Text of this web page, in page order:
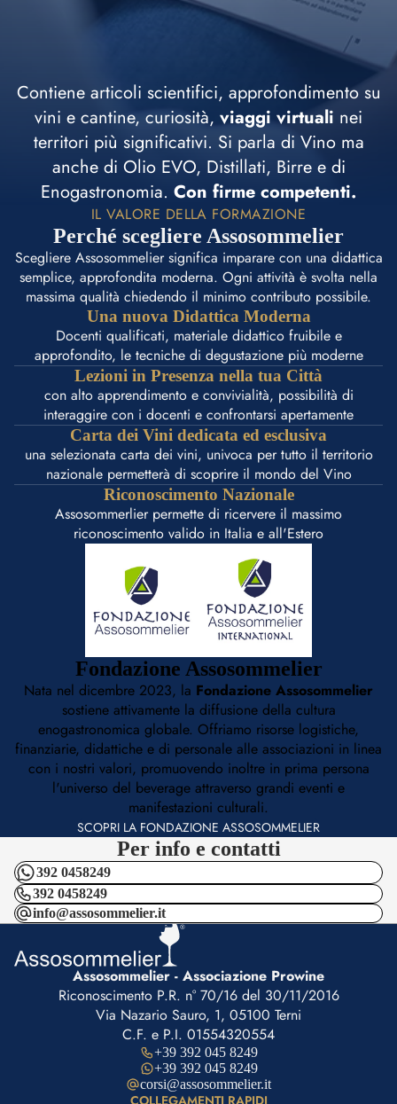
Contiene articoli scientifici, approfondimento su
vini e cantine, curiosità, viaggi virtuali nei
territori più significativi. Si parla di Vino ma
anche di Olio EVO, Distillati, Birre e di
Enogastronomia. Con firme competenti.
IL VALORE DELLA FORMAZIONE
Perché scegliere Assosommelier
Scegliere Assosommelier significa imparare con una didattica
semplice, approfondita moderna. Ogni attività è svolta nella
massima qualità chiedendo il minimo contributo possibile.
Una nuova Didattica Moderna
Docenti qualificati, materiale didattico fruibile e
approfondito, le tecniche di degustazione più moderne
Lezioni in Presenza nella tua Città
con alto apprendimento e convivialità, possibilità di
interaggire con i docenti e confrontarsi apertamente
Carta dei Vini dedicata ed esclusiva
una selezionata carta dei vini, univoca per tutto il territorio
nazionale permetterà di scoprire il mondo del Vino
Riconoscimento Nazionale
Assosommerlier permette di ricervere il massimo
riconoscimento valido in Italia e all'Estero
Fondazione Assosommelier
Nata nel dicembre 2023, la Fondazione Assosommelier
sostiene attivamente la diffusione della cultura
enogastronomica globale. Offriamo risorse logistiche,
finanziarie, didattiche e di personale alle associazioni in linea
con i nostri valori, promuovendo inoltre in prima persona
l'universo del beverage attraverso grandi eventi e
manifestazioni culturali.
SCOPRI LA FONDAZIONE ASSOSOMMELIER
Per info e contatti
392 0458249
392 0458249
info@assosommelier.it
Assosommelier - Associazione Prowine
Riconoscimento P.R. n° 70/16 del 30/11/2016
Via Nazario Sauro, 1, 05100 Terni
C.F. e P.I. 01554320554
+39 392 045 8249
+39 392 045 8249
corsi@assosommelier.it